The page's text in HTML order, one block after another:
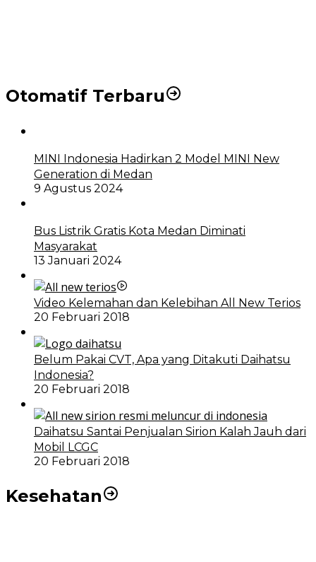
Otomatif Terbaru
MINI Indonesia Hadirkan 2 Model MINI New
Generation di Medan
9 Agustus 2024
Bus Listrik Gratis Kota Medan Diminati
Masyarakat
13 Januari 2024
Video Kelemahan dan Kelebihan All New Terios
20 Februari 2018
Belum Pakai CVT, Apa yang Ditakuti Daihatsu
Indonesia?
20 Februari 2018
Daihatsu Santai Penjualan Sirion Kalah Jauh dari
Mobil LCGC
20 Februari 2018
Kesehatan